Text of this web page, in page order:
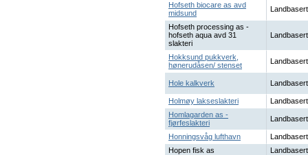
Hofseth biocare as avd
midsund
Landbasert
Hofseth processing as -
hofseth aqua avd 31
slakteri
Landbasert
Hokksund pukkverk,
hønerudåsen/ stenset
Landbasert
Hole kalkverk Landbasert
Holmøy lakseslakteri
Landbasert
Homlagarden as -
fjørfeslakteri
Landbasert
Honningsvåg lufthavn
Landbasert
Hopen fisk as
Landbasert